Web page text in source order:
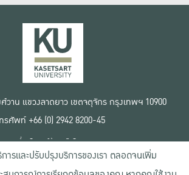
วาน แขวงลาดยาว เขตจตุจักร กรุงเทพฯ 10900
รศัพท์ +66 (0) 2942 8200-45
เงื่อนไขการใช้งานเว็บไซต์
ข้อตกลงด้านสิทธิ์ใช้งาน
นโยบายความเป็นส่วนตัว
การและปรับปรุงบริการของเรา ตลอดจนเพิ่ม